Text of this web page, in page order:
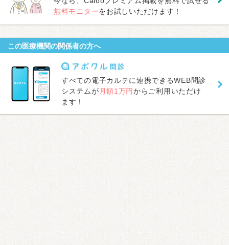
無料モニターをお試しいただけます！
この医療機関の関係者の方へ
すべての電子カルテに連携できるWEB問診
システムが 月額1万円からご利用いただけ
ます！